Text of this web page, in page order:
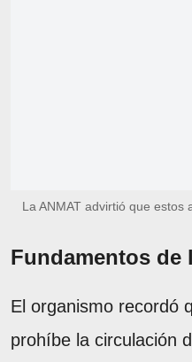
La ANMAT advirtió que
Fundamentos
El organismo recordó
prohíbe la circulación